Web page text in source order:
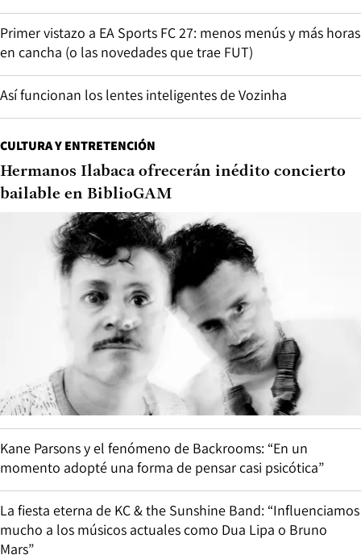
Primer vistazo a EA Sports FC 27: menos menús y más horas
en cancha (o las novedades que trae FUT)
Así funcionan los lentes inteligentes de Vozinha
CULTURA Y ENTRETENCIÓN
Hermanos Ilabaca ofrecerán inédito concierto
bailable en BiblioGAM
Kane Parsons y el fenómeno de Backrooms: “En un
momento adopté una forma de pensar casi psicótica”
La fiesta eterna de KC & the Sunshine Band: “Influenciamos
mucho a los músicos actuales como Dua Lipa o Bruno
Mars”